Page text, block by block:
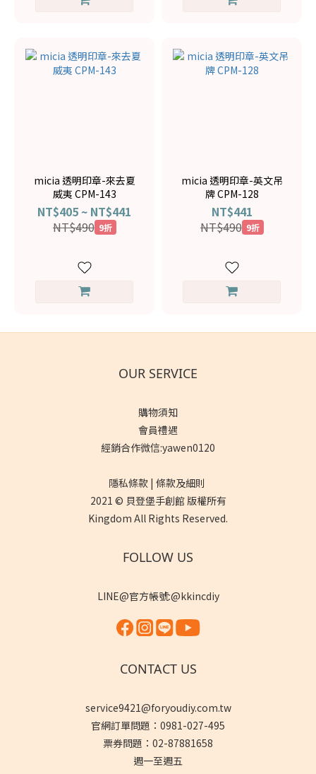
micia 透明印章-來去夏
威夷 CPM-143
NT$405 ~ NT$441
NT$490 9折
micia 透明印章-英文吊
牌 CPM-128
NT$441
NT$490 9折
OUR SERVICE
購物須知
會員禮遇
經銷合作微信:yawen0120
隱私條款 | 條款及細則
2021 © 貝登堡手創館 版權所有
Kingdom All Rights Reserved.
FOLLOW US
LINE@官方帳號:@kkincdiy
CONTACT US
service9421@foryoudiy.com.tw
官網訂單問題：0981-027-495
票券問題：02-87881658
週一至週五